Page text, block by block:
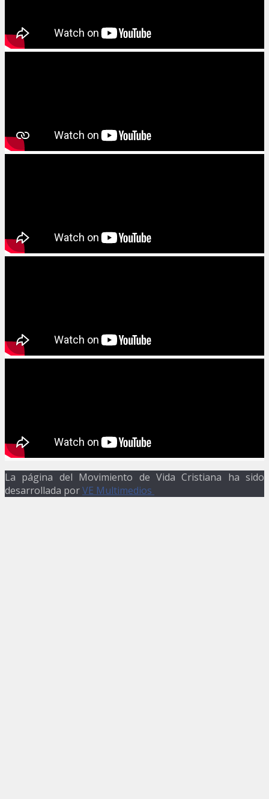
La página del Movimiento de Vida Cristiana ha sido
desarrollada porVE Multimedios